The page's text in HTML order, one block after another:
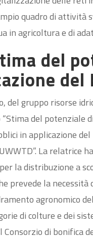
quadro di attività
in agricoltura e di
del
del
gruppo risorse
del potenziale
in applicazione
La relatrice
la distribuzione a
prevede la
agronomico
di colture e dei
di bonifica